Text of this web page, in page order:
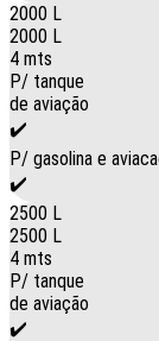
2000 L
2000 L
4 mts
P/ tanque
de aviação
✔️
P/ gasolina e
✔️
2500 L
2500 L
4 mts
P/ tanque
de aviação
✔️